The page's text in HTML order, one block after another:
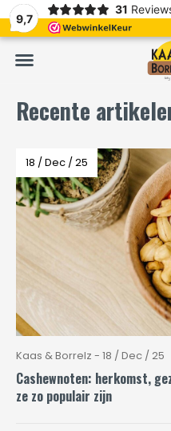
9,7
31
Vaak
Recente
18 / Dec / 25
Kaas & Borrelz - 18 / Dec / 25
Cashewnoten: herkomst,
ze zo populair zijn